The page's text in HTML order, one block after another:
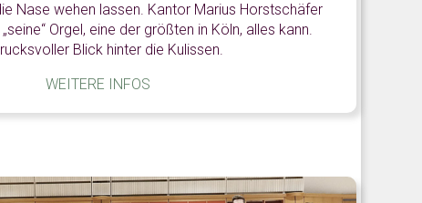
Nase wehen lassen. Kantor Marius Horstschäfer
Orgel, eine der größten in Köln, alles kann.
Blick hinter die Kulissen.
WEITERE INFOS